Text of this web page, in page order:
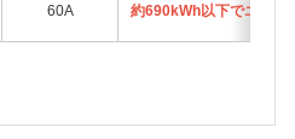
60A 約690kWh以下でエネワ